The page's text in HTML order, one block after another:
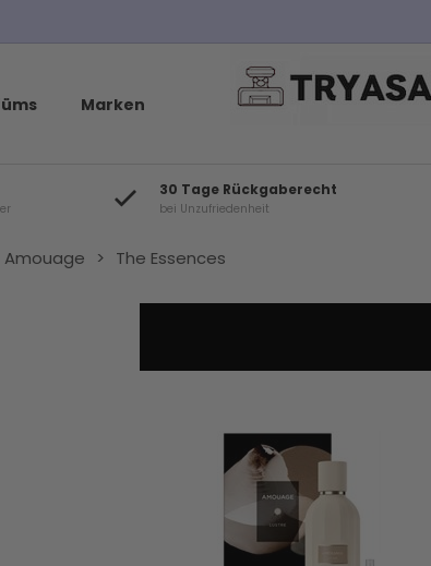
Marken
30 Tage Rückgaberecht
bei Unzufriedenheit
Amouage > The Essences